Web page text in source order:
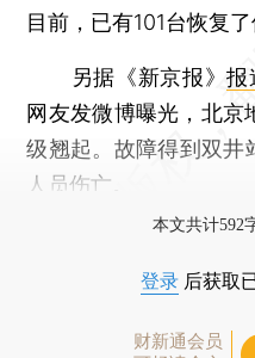
目前，已有101台恢复了
另据《新京报》报
网友发微博曝光，北京
级翘起。故障得到双井
人员伤亡。
本文共计592
登录 后获取
财新通会员